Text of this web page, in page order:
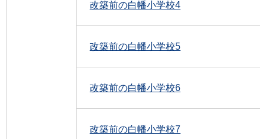
改築前の白幡小学校4
改築前の白幡小学校5
改築前の白幡小学校6
改築前の白幡小学校7